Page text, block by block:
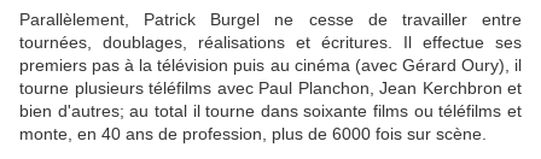
Parallèlement, Patrick Burgel ne cesse de travailler entre
tournées, doublages, réalisations et écritures. Il effectue ses
premiers pas à la télévision puis au cinéma (avec Gérard Oury), il
tourne plusieurs téléfilms avec Paul Planchon, Jean Kerchbron et
bien d'autres; au total il tourne dans soixante films ou téléfilms et
monte, en 40 ans de profession, plus de 6000 fois sur scène.